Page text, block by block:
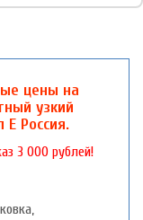
цены на
узкий
Россия.
3 000 рублей!